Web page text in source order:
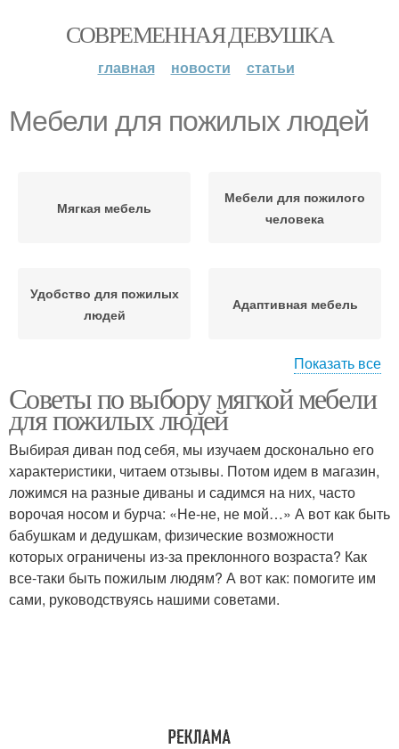
СОВРЕМЕННАЯ ДЕВУШКА
главная новости статьи
Мебели для пожилых людей
Мягкая мебель
Мебели для пожилого
человека
Удобство для пожилых
людей
Адаптивная мебель
Отличия от обычной
мебели
Удобная мебель
Мебель для пожилых
людей
Кровать для пожилых
людей
Пожилые люди
Комоды для пожилых
людей
Показать все
Советы по выбору мягкой мебели
для пожилых людей
Выбирая диван под себя, мы изучаем досконально его
характеристики, читаем отзывы. Потом идем в магазин,
ложимся на разные диваны и садимся на них, часто
ворочая носом и бурча: «Не-не, не мой…» А вот как быть
бабушкам и дедушкам, физические возможности
которых ограничены из-за преклонного возраста? Как
все-таки быть пожилым людям? А вот как: помогите им
сами, руководствуясь нашими советами.